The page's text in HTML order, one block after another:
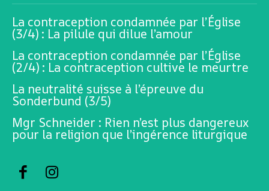
La contraception condamnée par l’Église
(3/4) : La pilule qui dilue l’amour
La contraception condamnée par l’Église
(2/4) : La contraception cultive le meurtre
La neutralité suisse à l’épreuve du
Sonderbund (3/5)
Mgr Schneider : Rien n’est plus dangereux
pour la religion que l’ingérence liturgique